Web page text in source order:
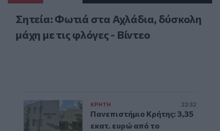
Σητεία: Φωτιά στα Αχλάδια, δύσκολη
μάχη με τις φλόγες - Βίντεο
ΚΡΗΤΗ 22:32
Πανεπιστήμιο Κρήτης: 3,35
εκατ. ευρώ από το